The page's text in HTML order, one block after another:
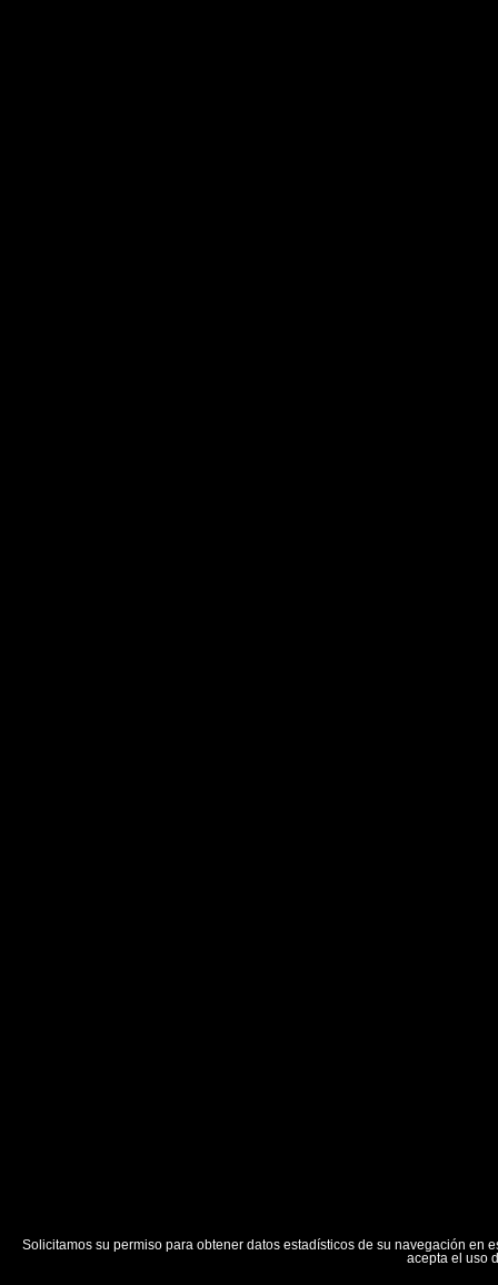
Solicitamos su permiso para obtener datos estadísticos de su navegación
acepta el uso